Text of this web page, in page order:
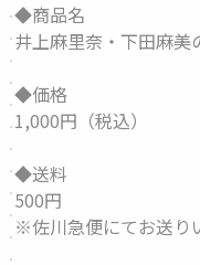
◆商品名
井上麻里奈・下田麻美
◆価格
1,000円（税込）
◆送料
500円
※佐川急便にてお送り